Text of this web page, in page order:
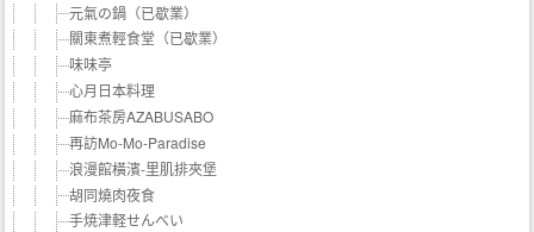
元氣の鍋（已歇業）
關東煮輕食堂（已歇業）
味味亭
心月日本料理
麻布茶房AZABUSABO
再訪Mo-Mo-Paradise
浪漫館橫濱-里肌排夾堡
胡同燒肉夜食
手焼津軽せんべい